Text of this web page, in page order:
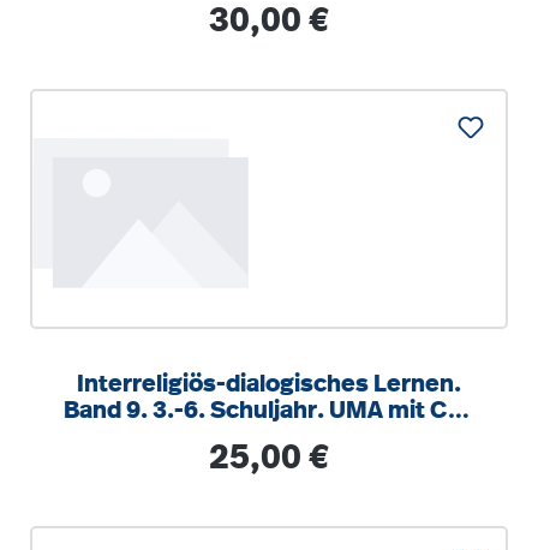
Regulärer Preis:
30,00 €
Interreligiös-dialogisches Lernen.
Band 9. 3.-6. Schuljahr. UMA mit CD-
Regulärer Preis:
25,00 €